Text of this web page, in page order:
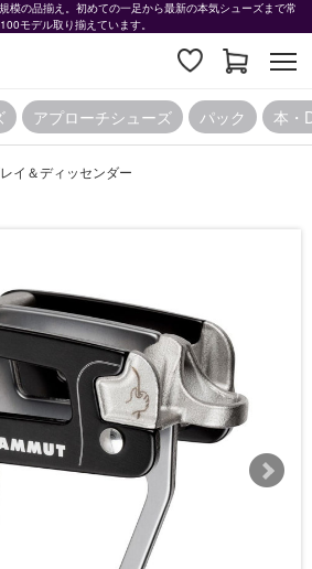
模の品揃え。初めての一足から最新の本気シューズまで常
モデル取り揃えています。
アプローチシューズ パック 本・
イ＆ディッセンダー